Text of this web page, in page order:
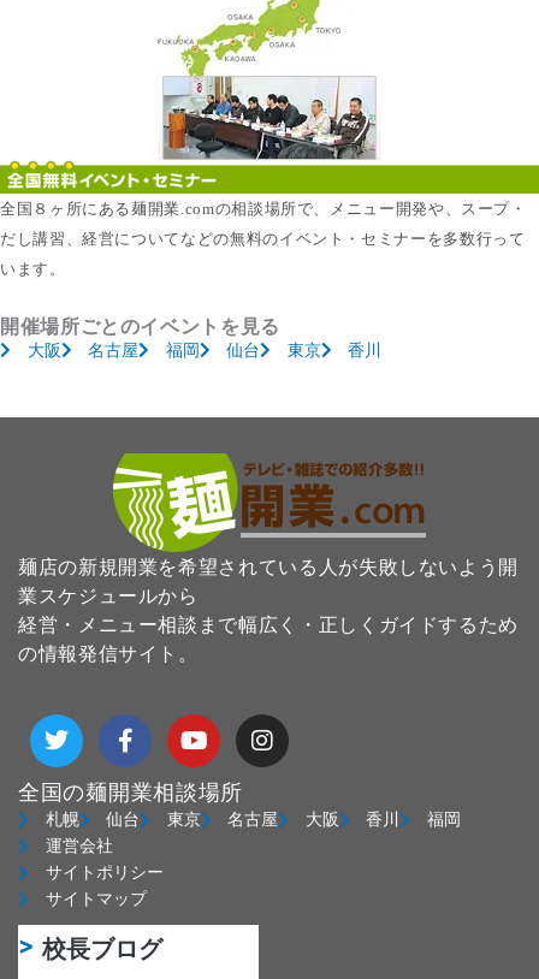
全国８ヶ所にある麺開業.comの相談場所で、メニュー開発や、スープ・
だし講習、経営についてなどの無料のイベント・セミナーを多数行って
います。
開催場所ごとのイベントを見る
大阪 名古屋 福岡 仙台 東京 香川
麺店の新規開業を希望されている人が失敗しないよう開
業スケジュールから
経営・メニュー相談まで幅広く・正しくガイドするため
の情報発信サイト。
T
w
i
t
t
e
r
F
a
c
e
b
o
k
-
f
Y
o
u
t
u
b
I
n
s
a
g
全国の麺開業相談場所
札幌 仙台 東京 名古屋 大阪 香川
福岡
運営会社
サイトポリシー
サイトマップ
校長ブログ